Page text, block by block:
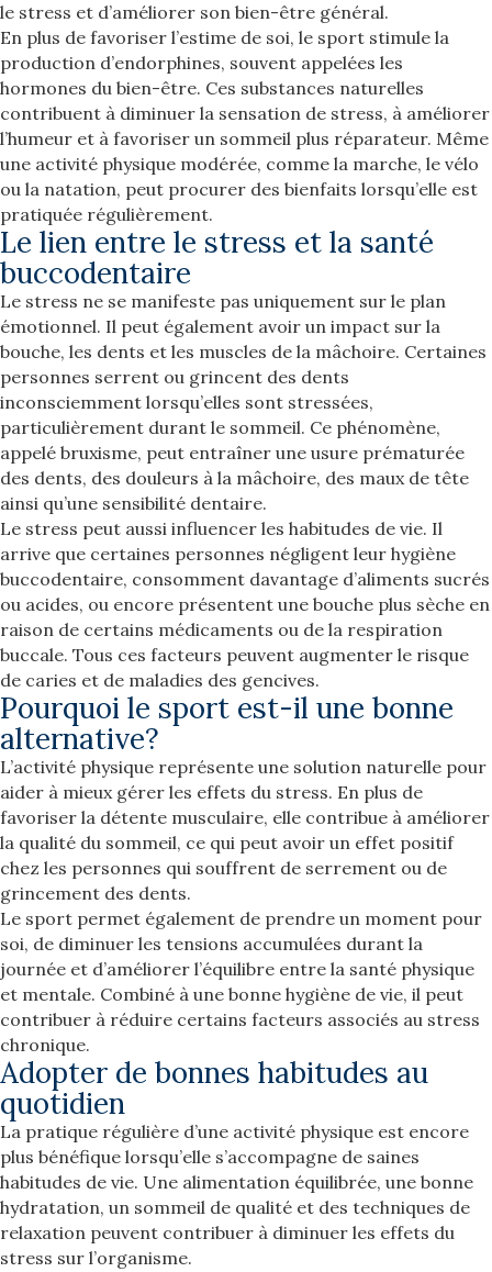
le stress et d’améliorer son bien-être général.
En plus de favoriser l’estime de soi, le sport stimule la
production d’endorphines, souvent appelées les
hormones du bien-être. Ces substances naturelles
contribuent à diminuer la sensation de stress, à améliorer
l’humeur et à favoriser un sommeil plus réparateur. Même
une activité physique modérée, comme la marche, le vélo
ou la natation, peut procurer des bienfaits lorsqu’elle est
pratiquée régulièrement.
Le lien entre le stress et la santé
buccodentaire
Le stress ne se manifeste pas uniquement sur le plan
émotionnel. Il peut également avoir un impact sur la
bouche, les dents et les muscles de la mâchoire. Certaines
personnes serrent ou grincent des dents
inconsciemment lorsqu’elles sont stressées,
particulièrement durant le sommeil. Ce phénomène,
appelé bruxisme, peut entraîner une usure prématurée
des dents, des douleurs à la mâchoire, des maux de tête
ainsi qu’une sensibilité dentaire.
Le stress peut aussi influencer les habitudes de vie. Il
arrive que certaines personnes négligent leur hygiène
buccodentaire, consomment davantage d’aliments sucrés
ou acides, ou encore présentent une bouche plus sèche en
raison de certains médicaments ou de la respiration
buccale. Tous ces facteurs peuvent augmenter le risque
de caries et de maladies des gencives.
Pourquoi le sport est-il une bonne
alternative?
L’activité physique représente une solution naturelle pour
aider à mieux gérer les effets du stress. En plus de
favoriser la détente musculaire, elle contribue à améliorer
la qualité du sommeil, ce qui peut avoir un effet positif
chez les personnes qui souffrent de serrement ou de
grincement des dents.
Le sport permet également de prendre un moment pour
soi, de diminuer les tensions accumulées durant la
journée et d’améliorer l’équilibre entre la santé physique
et mentale. Combiné à une bonne hygiène de vie, il peut
contribuer à réduire certains facteurs associés au stress
chronique.
Adopter de bonnes habitudes au
quotidien
La pratique régulière d’une activité physique est encore
plus bénéfique lorsqu’elle s’accompagne de saines
habitudes de vie. Une alimentation équilibrée, une bonne
hydratation, un sommeil de qualité et des techniques de
relaxation peuvent contribuer à diminuer les effets du
stress sur l’organisme.